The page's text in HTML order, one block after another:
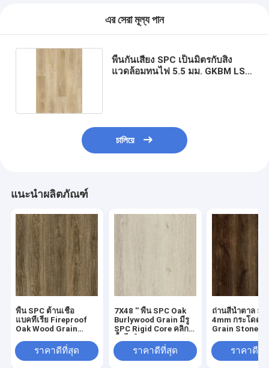
এর সেরা মূল্য পান
พื้นกันเสียง SPC เป็นมิตรกับสิ่ง
แวดล้อมทนไฟ 5.5 มม. GKBM LS-
চালিয়ে
แนะนำผลิตภัณฑ์
พื้น SPC ต้านเชื้อ
แบคทีเรีย Fireproof
Oak Wood Grain
W7223-1ราคาดีที่สุด
7X48 '' พื้น SPC Oak
Burlywood Grain มีรู
SPC Rigid Core คลิก
Greenpy GL-W7222-
1
ราคาดีที่สุด
ถ่านสีน้ำตาล
4mm กระโดด
Grain Stone ไ
W7226-1ราคาดีที่